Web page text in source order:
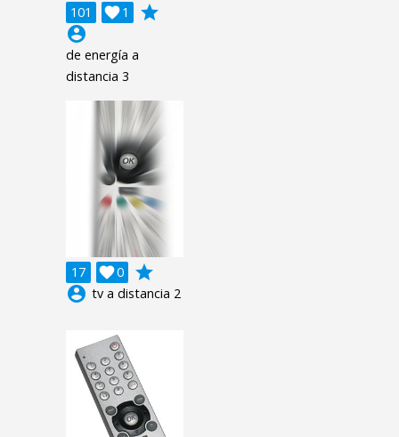
101 1

grade
account_circle
de energía a
distancia 3
17 0

grade
account_circle tv a distancia 2